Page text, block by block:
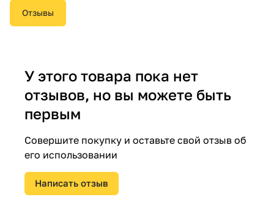
Отзывы
У этого товара пока нет
отзывов, но вы можете быть
первым
Совершите покупку и оставьте свой отзыв об
его использовании
Написать отзыв